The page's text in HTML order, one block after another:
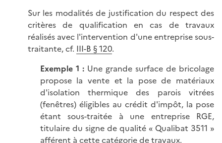
Sur les modalités de justification du respect des
critères de qualification en cas de travaux
réalisés avec l'intervention d'une entreprise sous-
traitante, cf. III-B § 120.
Exemple 1 :Une grande surface de bricolage
propose la vente et la pose de matériaux
d'isolation thermique des parois vitrées
(fenêtres) éligibles au crédit d'impôt, la pose
étant sous-traitée à une entreprise RGE,
titulaire du signe de qualité « Qualibat 3511 »
afférent à cette catégorie de travaux.